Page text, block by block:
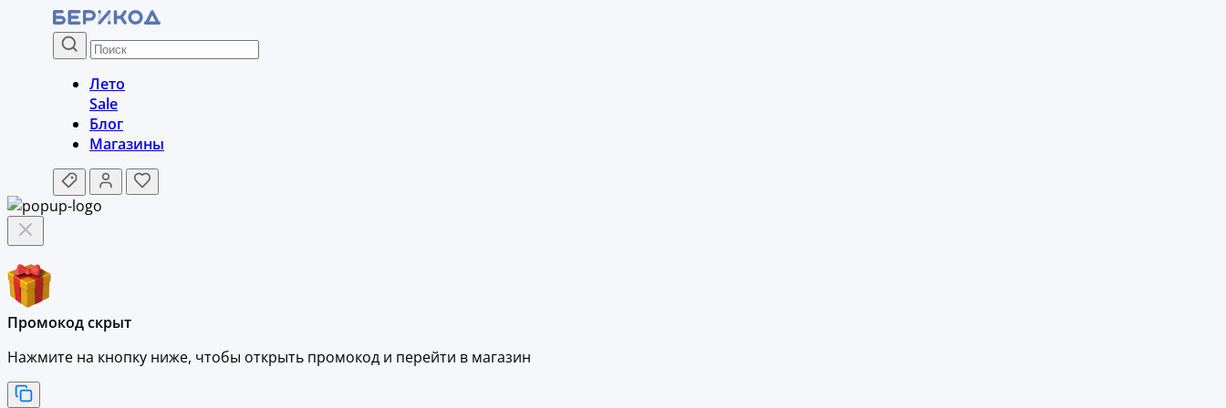
Лето
Sale
Блог
Магазины
Промокод скрыт
Нажмите на кнопку ниже, чтобы открыть промокод и перейти в магазин